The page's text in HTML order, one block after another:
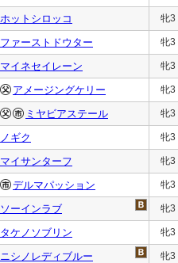
ホットシロッコ 牝3
ファーストドウター 牝3
マイネセイレーン 牝3
アメージングケリー 牝3
ミヤビアステール 牝3
ノギク 牝3
マイサンターフ 牝3
デルマパッション 牝3
ソーインラブ 牝3
タケノソブリン 牝3
ニシノレディブルー 牝3